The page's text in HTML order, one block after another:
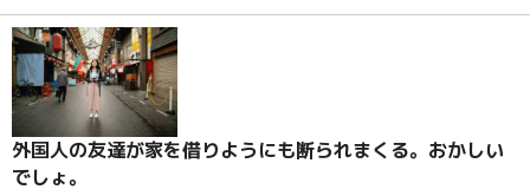
外国人の友達が家を借りようにも断られまくる。おかしい
でしょ。